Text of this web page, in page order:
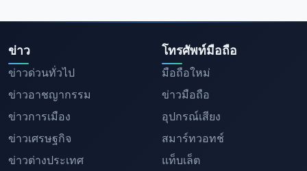
ข่าว
ข่าวด่วนทั่วไป
ข่าวอาชญากรรม
ข่าวการเมือง
ข่าวเศรษฐกิจ
ข่าวต่างประเทศ
โทรศัพท์มือถือ
มือถือใหม่
ข่าวมือถือ
อุปกรณ์เสียง
สมาร์ทวอทช์
แท็บเล็ต